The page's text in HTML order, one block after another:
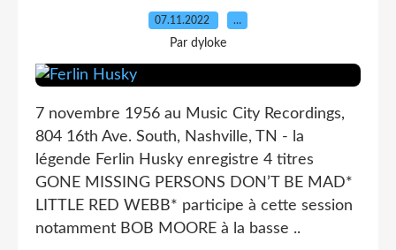
07.11.2022 …
Par dyloke
7 novembre 1956 au Music City Recordings,
804 16th Ave. South, Nashville, TN - la
légende Ferlin Husky enregistre 4 titres
GONE MISSING PERSONS DON’T BE MAD*
LITTLE RED WEBB* participe à cette session
notamment BOB MOORE à la basse ..